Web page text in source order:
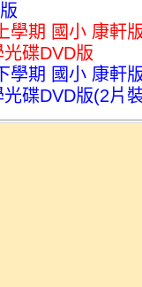
學期 國小 康軒
碟DVD版
學期 國小 康軒
碟DVD版(2片